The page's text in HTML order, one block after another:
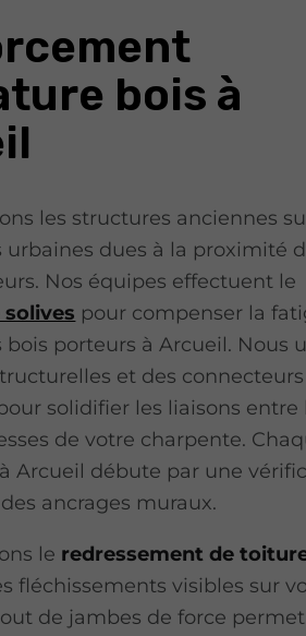
bois à
les structures anciennes
urbaines dues à la proximité
Nos équipes effectuent le
pour compenser la
bois porteurs à Arcueil. Nous
et des connecteurs
solidifier les liaisons entre
de votre charpente.
Arcueil débute par une
ancrages muraux.
le redressement de
fléchissements visibles sur
de jambes de force